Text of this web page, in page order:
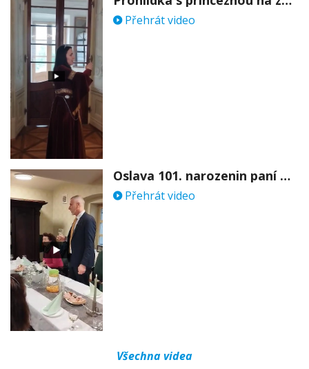
Přehrát video
Oslava 101. narozenin paní Věry Skořepové
Přehrát video
Všechna videa